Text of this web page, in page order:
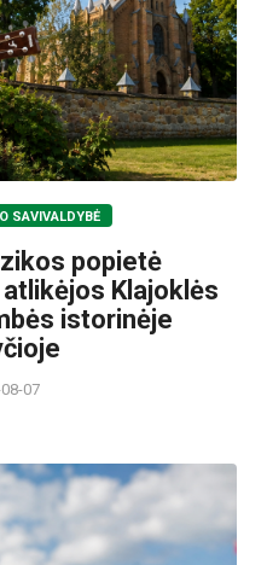
SAVIVALDYBĖ
popietė
Klajoklės
istorinėje
07